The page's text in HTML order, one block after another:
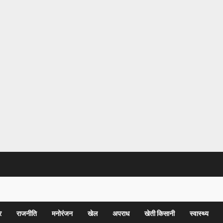
राजनीति मनोरंजन खेल अपराध खेती किसानी स्वास्थ्य